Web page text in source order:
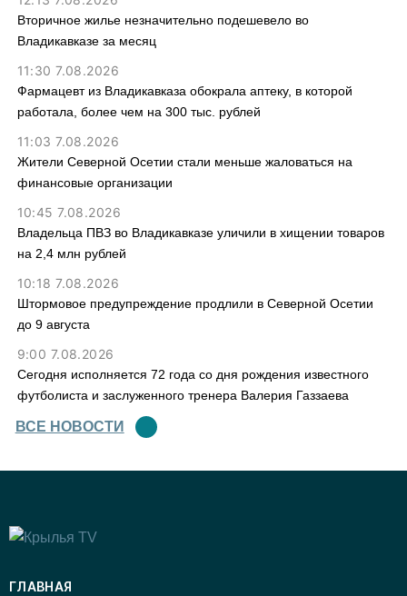
Вторичное жилье незначительно подешевело во
Владикавказе за месяц
11:30 7.08.2026
Фармацевт из Владикавказа обокрала аптеку, в которой
работала, более чем на 300 тыс. рублей
11:03 7.08.2026
Жители Северной Осетии стали меньше жаловаться на
финансовые организации
10:45 7.08.2026
Владельца ПВЗ во Владикавказе уличили в хищении товаров
на 2,4 млн рублей
10:18 7.08.2026
Штормовое предупреждение продлили в Северной Осетии
до 9 августа
9:00 7.08.2026
Сегодня исполняется 72 года со дня рождения известного
футболиста и заслуженного тренера Валерия Газзаева
ВСЕ НОВОСТИ
ГЛАВНАЯ